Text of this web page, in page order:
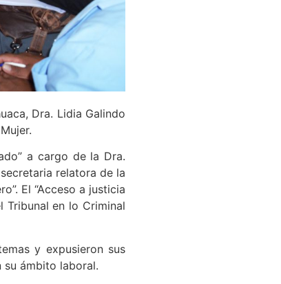
Dra. Lidia Galindo
a cargo de la Dra.
relatora de la
El “Acceso a justicia
Tribunal en lo Criminal
y expusieron sus
su ámbito laboral.